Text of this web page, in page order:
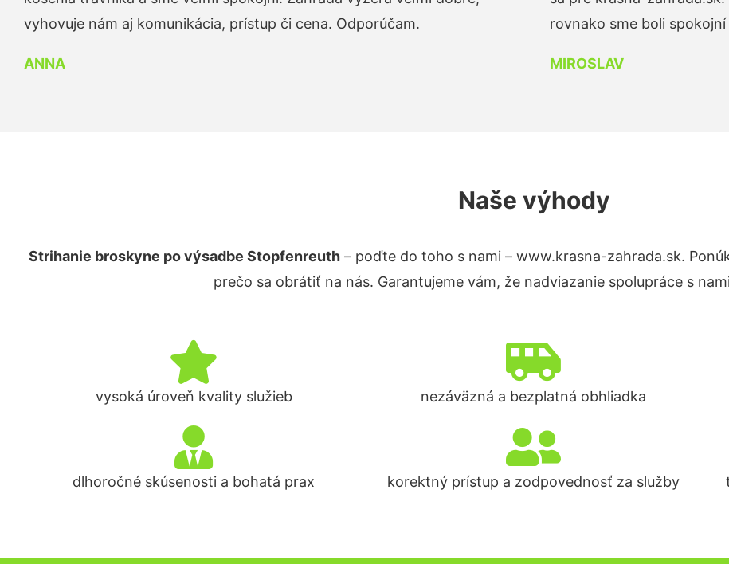
vyhovuje nám aj komunikácia, prístup či cena. Odporúčam.
ANNA
rovnako sme boli spokojní
MIROSLAV
Naše výhody
Strihanie broskyne po výsadbe Stopfenreuth – poďte do toho s nami – www.krasna-zahrada.sk.
prečo sa obrátiť na nás. Garantujeme vám, že nadviazanie spolupráce s
vysoká úroveň kvality služieb nezáväzná a bezplatná obhliadka
dlhoročné skúsenosti a bohatá prax korektný prístup a zodpovednosť za služby